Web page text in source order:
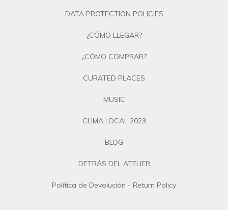
DATA PROTECTION POLICIES
¿CÓMO LLEGAR?
¿CÓMO COMPRAR?
CURATED PLACES
MUSIC
CLIMA LOCAL 2023
BLOG
DETRÁS DEL ATELIER
Política de Devolución - Return Policy